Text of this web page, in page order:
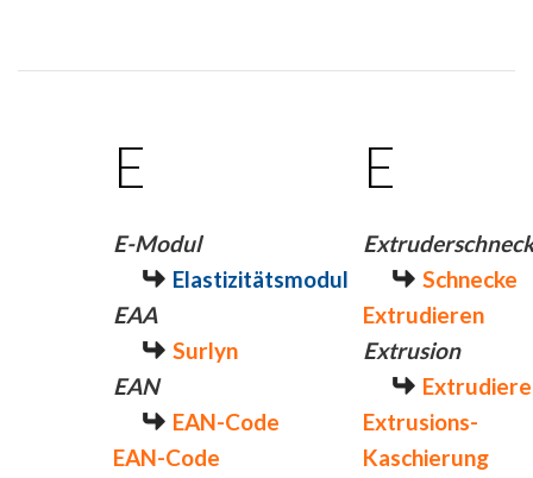
E
E-Modul
Elastizitätsmodul
EAA
Surlyn
EAN
EAN-Code
EAN-Code
E
Schnecke
Extrudieren
Extrusion
Extrusions-
Kaschierung